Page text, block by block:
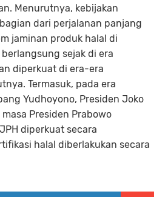
Menurutnya, kebijakan
dari perjalanan panjang
jaminan produk halal di
sejak di era
diperkuat di era-era
Termasuk, pada era
Yudhoyono, Presiden Joko
Presiden Prabowo
diperkuat secara
halal diberlakukan secara